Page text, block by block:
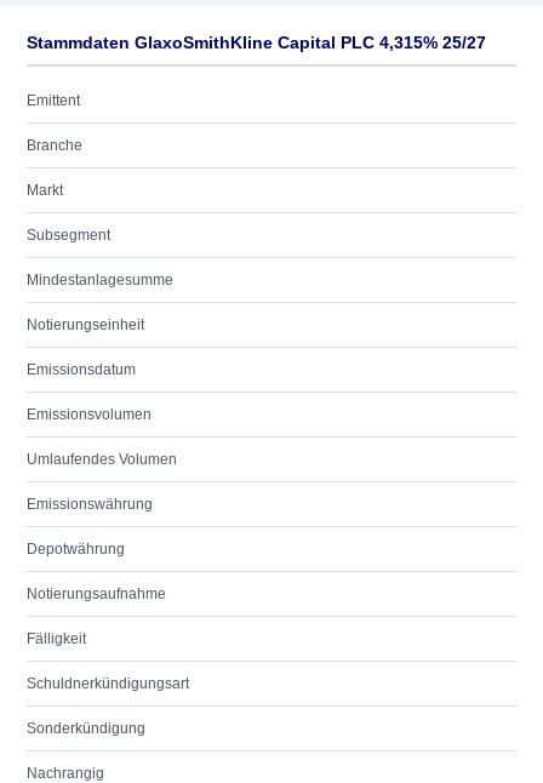
Stammdaten GlaxoSmithKline Capital PLC 4,315% 25/27
Emittent
Branche
Markt
Subsegment
Mindestanlagesumme
Notierungseinheit
Emissionsdatum
Emissionsvolumen
Umlaufendes Volumen
Emissionswährung
Depotwährung
Notierungsaufnahme
Fälligkeit
Schuldnerkündigungsart
Sonderkündigung
Nachrangig